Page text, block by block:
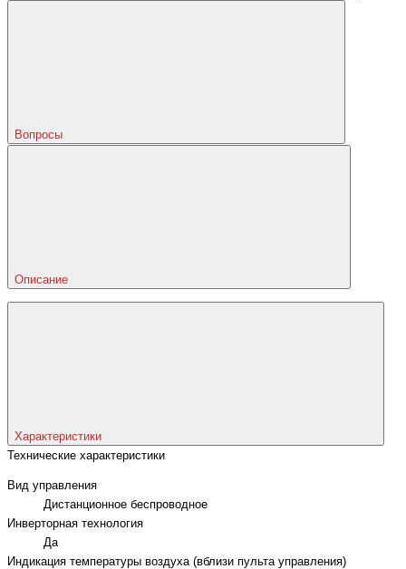
Вопросы
Описание
Характеристики
Технические характеристики
Вид управления
Дистанционное беспроводное
Инверторная технология
Да
Индикация температуры воздуха (вблизи пульта управления)